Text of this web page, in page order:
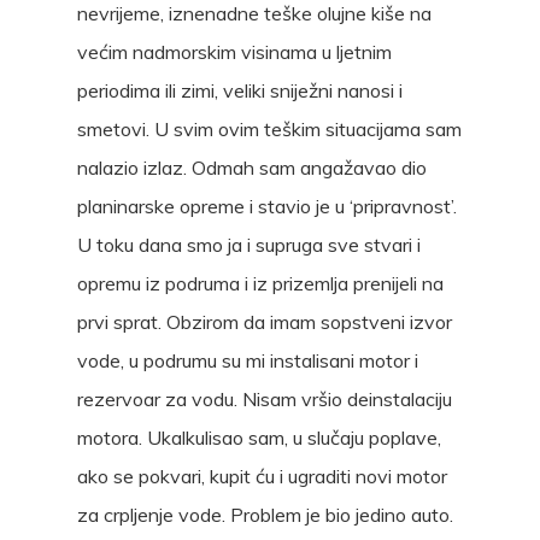
nevrijeme, iznenadne teške olujne kiše na
većim nadmorskim visinama u ljetnim
periodima ili zimi, veliki sniježni nanosi i
smetovi. U svim ovim teškim situacijama sam
nalazio izlaz. Odmah sam angažavao dio
planinarske opreme i stavio je u ‘pripravnost’.
U toku dana smo ja i supruga sve stvari i
opremu iz podruma i iz prizemlja prenijeli na
prvi sprat. Obzirom da imam sopstveni izvor
vode, u podrumu su mi instalisani motor i
rezervoar za vodu. Nisam vršio deinstalaciju
motora. Ukalkulisao sam, u slučaju poplave,
ako se pokvari, kupit ću i ugraditi novi motor
za crpljenje vode. Problem je bio jedino auto.